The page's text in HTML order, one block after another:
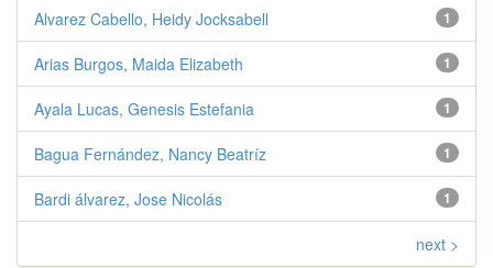
1
Alvarez Cabello, Heidy Jocksabell
1
Arias Burgos, Maida Elizabeth
1
Ayala Lucas, Genesis Estefania
1
Bagua Fernández, Nancy Beatríz
1
Bardi álvarez, Jose Nicolás
next >